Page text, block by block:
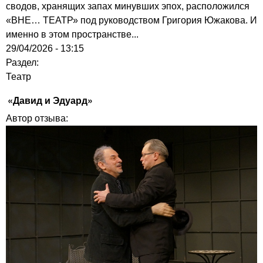
сводов, хранящих запах минувших эпох, расположился
«ВНЕ… ТЕАТР» под руководством Григория Южакова. И
именно в этом пространстве...
29/04/2026 - 13:15
Раздел:
Театр
«Давид и Эдуард»
Автор отзыва: